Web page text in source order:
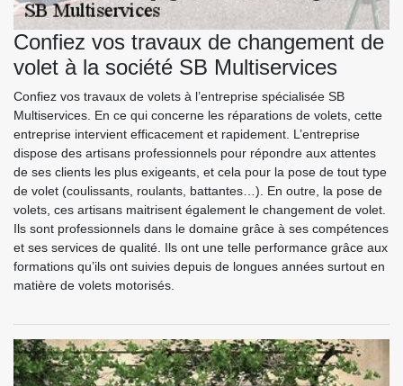
Confiez vos travaux de changement de
volet à la société SB Multiservices
Confiez vos travaux de volets à l’entreprise spécialisée SB
Multiservices. En ce qui concerne les réparations de volets, cette
entreprise intervient efficacement et rapidement. L’entreprise
dispose des artisans professionnels pour répondre aux attentes
de ses clients les plus exigeants, et cela pour la pose de tout type
de volet (coulissants, roulants, battantes…). En outre, la pose de
volets, ces artisans maitrisent également le changement de volet.
Ils sont professionnels dans le domaine grâce à ses compétences
et ses services de qualité. Ils ont une telle performance grâce aux
formations qu’ils ont suivies depuis de longues années surtout en
matière de volets motorisés.